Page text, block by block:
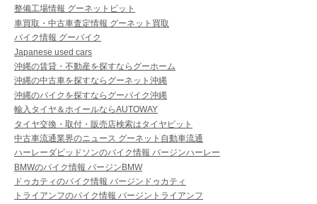
整備工場情報 グーネットピット
車買取・中古車査定情報 グーネット買取
バイク情報 グーバイク
Japanese used cars
沖縄の賃貸・不動産を探すならグーホーム
沖縄の中古車を探すならグーネット沖縄
沖縄のバイクを探すならグーバイク沖縄
輸入タイヤ＆ホイールならAUTOWAY
タイヤ交換・取付・販売店検索はタイヤピット
中古車流通業界のニュース グーネット自動車流通
ハーレーダビッドソンのバイク情報 バージンハーレー
BMWのバイク情報 バージンBMW
ドゥカティのバイク情報 バージンドゥカティ
トライアンフのバイク情報 バージントライアンフ